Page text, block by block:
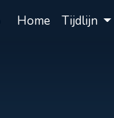
Home Tijdlijn